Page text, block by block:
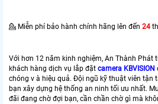
💁 Miễn phí bảo hành chính hãng lên đến 24
Với hơn 12 năm kinh nghiệm, An Thành Phát
khách hàng dịch vụ lắp đặt camera KBVISION
chóng v à hiệu quả. Đội ngũ kỹ thuật viên tận
bạn xây dựng hệ thống an ninh tối ưu nhất.
đãi đang chờ đợi bạn, cần chần chờ gì mà